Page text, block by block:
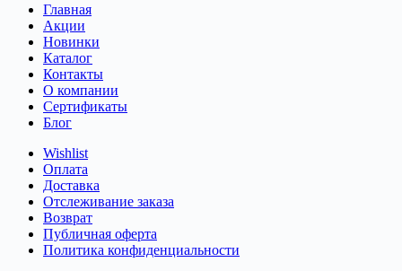
Главная
Акции
Новинки
Каталог
Контакты
О компании
Сертификаты
Блог
Wishlist
Оплата
Доставка
Отслеживание заказа
Возврат
Публичная оферта
Политика конфиденциальности